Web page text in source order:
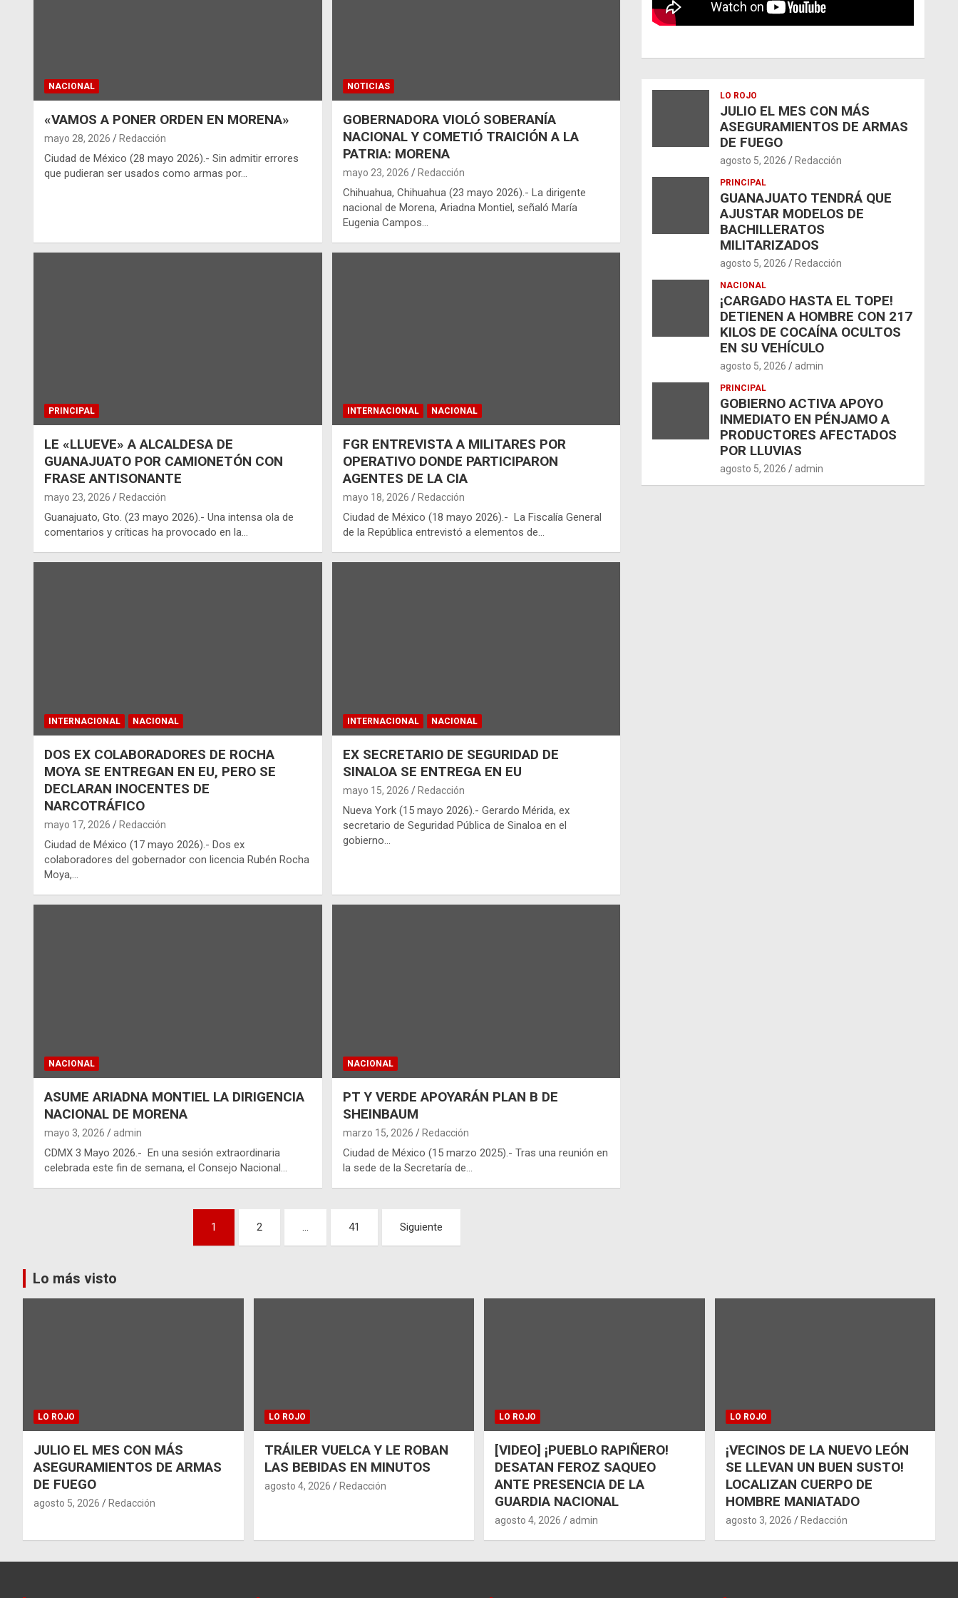
NACIONAL
«VAMOS A PONER ORDEN EN MORENA»
mayo 28, 2026 Redacción
Ciudad de México (28 mayo 2026).- Sin admitir errores
que pudieran ser usados como armas por…
NOTICIAS
GOBERNADORA VIOLÓ SOBERANÍA
NACIONAL Y COMETIÓ TRAICIÓN A LA
PATRIA: MORENA
mayo 23, 2026 Redacción
Chihuahua, Chihuahua (23 mayo 2026).- La dirigente
nacional de Morena, Ariadna Montiel, señaló María
Eugenia Campos…
PRINCIPAL
LE «LLUEVE» A ALCALDESA DE
GUANAJUATO POR CAMIONETÓN CON
FRASE ANTISONANTE
mayo 23, 2026 Redacción
Guanajuato, Gto. (23 mayo 2026).- Una intensa ola de
comentarios y críticas ha provocado en la…
INTERNACIONAL NACIONAL
FGR ENTREVISTA A MILITARES POR
OPERATIVO DONDE PARTICIPARON
AGENTES DE LA CIA
mayo 18, 2026 Redacción
Ciudad de México (18 mayo 2026).- La Fiscalía General
de la República entrevistó a elementos de…
INTERNACIONAL NACIONAL
DOS EX COLABORADORES DE ROCHA
MOYA SE ENTREGAN EN EU, PERO SE
DECLARAN INOCENTES DE
NARCOTRÁFICO
mayo 17, 2026 Redacción
Ciudad de México (17 mayo 2026).- Dos ex
colaboradores del gobernador con licencia Rubén Rocha
Moya,…
INTERNACIONAL NACIONAL
EX SECRETARIO DE SEGURIDAD DE
SINALOA SE ENTREGA EN EU
mayo 15, 2026 Redacción
Nueva York (15 mayo 2026).- Gerardo Mérida, ex
secretario de Seguridad Pública de Sinaloa en el
gobierno…
NACIONAL
ASUME ARIADNA MONTIEL LA DIRIGENCIA
NACIONAL DE MORENA
mayo 3, 2026 admin
CDMX 3 Mayo 2026.- En una sesión extraordinaria
celebrada este fin de semana, el Consejo Nacional…
NACIONAL
PT Y VERDE APOYARÁN PLAN B DE
SHEINBAUM
marzo 15, 2026 Redacción
Ciudad de México (15 marzo 2025).- Tras una reunión en
la sede de la Secretaría de…
entradas
1 2 … 41 Siguiente
LO ROJO
JULIO EL MES CON MÁS
ASEGURAMIENTOS DE ARMAS
DE FUEGO
agosto 5, 2026 Redacción
PRINCIPAL
GUANAJUATO TENDRÁ QUE
AJUSTAR MODELOS DE
BACHILLERATOS
MILITARIZADOS
agosto 5, 2026 Redacción
NACIONAL
¡CARGADO HASTA EL TOPE!
DETIENEN A HOMBRE CON 217
KILOS DE COCAÍNA OCULTOS
EN SU VEHÍCULO
agosto 5, 2026 admin
PRINCIPAL
GOBIERNO ACTIVA APOYO
INMEDIATO EN PÉNJAMO A
PRODUCTORES AFECTADOS
POR LLUVIAS
agosto 5, 2026 admin
Lo más visto
LO ROJO
JULIO EL MES CON MÁS
ASEGURAMIENTOS DE ARMAS
DE FUEGO
agosto 5, 2026 Redacción
LO ROJO
TRÁILER VUELCA Y LE ROBAN
LAS BEBIDAS EN MINUTOS
agosto 4, 2026 Redacción
LO ROJO
[VIDEO] ¡PUEBLO RAPIÑERO!
DESATAN FEROZ SAQUEO
ANTE PRESENCIA DE LA
GUARDIA NACIONAL
agosto 4, 2026 admin
LO ROJO
¡VECINOS DE LA NUEVO LEÓN
SE LLEVAN UN BUEN SUSTO!
LOCALIZAN CUERPO DE
HOMBRE MANIATADO
agosto 3, 2026 Redacción